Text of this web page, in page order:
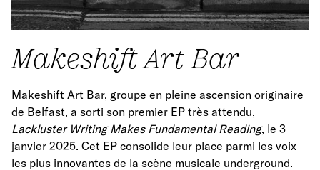
Makeshift Art Bar
Makeshift Art Bar, groupe en pleine ascension originaire
de Belfast, a sorti son premier EP très attendu,
Lackluster Writing Makes Fundamental Reading, le 3
janvier 2025. Cet EP consolide leur place parmi les voix
les plus innovantes de la scène musicale underground.